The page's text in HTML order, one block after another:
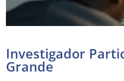
Investigador
Grande